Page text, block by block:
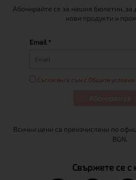
Абонирайте се за нашия бюлетин, за
нови продукти и
Email *
Съгласен/а съм с Общите условия
Свържете се с